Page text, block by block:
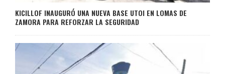
KICILLOF INAUGURÓ UNA NUEVA BASE UTOI EN LOMAS DE
ZAMORA PARA REFORZAR LA SEGURIDAD